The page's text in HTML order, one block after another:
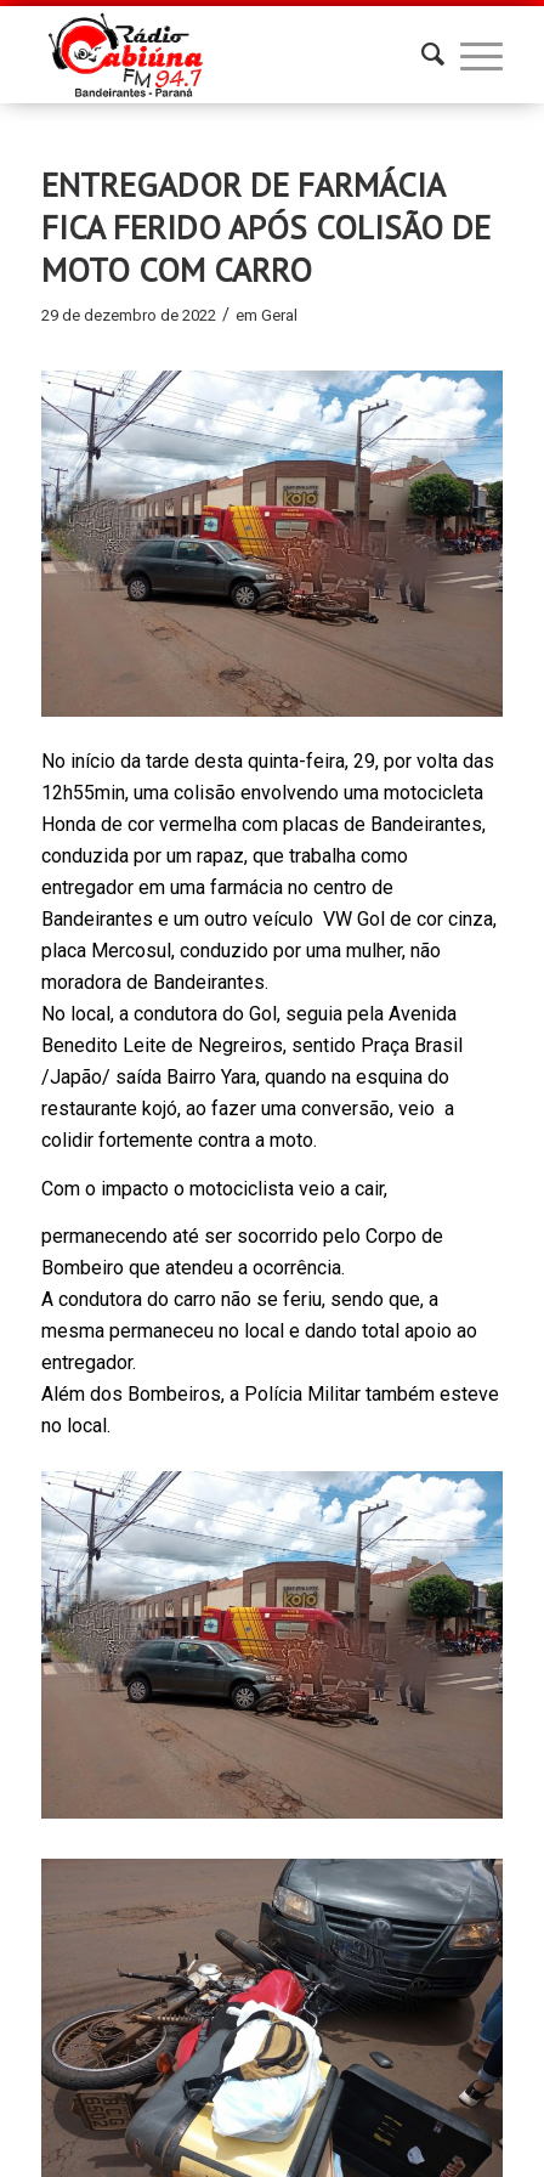
ENTREGADOR DE FARMÁCIA
FICA FERIDO APÓS COLISÃO DE
MOTO COM CARRO
29 de dezembro de 2022 / em Geral
No início da tarde desta quinta-feira, 29, por volta das
12h55min, uma colisão envolvendo uma motocicleta
Honda de cor vermelha com placas de Bandeirantes,
conduzida por um rapaz, que trabalha como
entregador em uma farmácia no centro de
Bandeirantes e um outro veículo VW Gol de cor cinza,
placa Mercosul, conduzido por uma mulher, não
moradora de Bandeirantes.
No local, a condutora do Gol, seguia pela Avenida
Benedito Leite de Negreiros, sentido Praça Brasil
/Japão/ saída Bairro Yara, quando na esquina do
restaurante kojó, ao fazer uma conversão, veio a
colidir fortemente contra a moto.
Com o impacto o motociclista veio a cair,
permanecendo até ser socorridopelo Corpo de
Bombeiro que atendeu a ocorrência.
A condutora do carro não se feriu, sendo que, a
mesma permaneceu no local e dando total apoio ao
entregador.
Além dos Bombeiros, a Polícia Militar também esteve
no local.